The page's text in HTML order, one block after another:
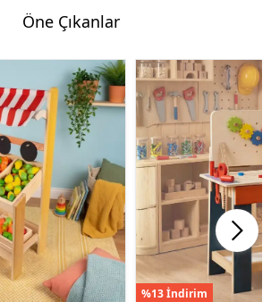
Öne Çıkanlar
%13 İndirim